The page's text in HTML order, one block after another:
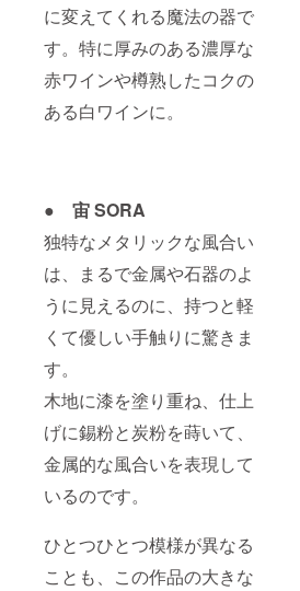
に変えてくれる魔法の器で
す。特に厚みのある濃厚な
赤ワインや樽熟したコクの
ある白ワインに。
● 宙 SORA
独特なメタリックな風合い
は、まるで金属や石器のよ
うに見えるのに、持つと軽
くて優しい手触りに驚きま
す。
木地に漆を塗り重ね、仕上
げに錫粉と炭粉を蒔いて、
金属的な風合いを表現して
いるのです。
ひとつひとつ模様が異なる
ことも、この作品の大きな